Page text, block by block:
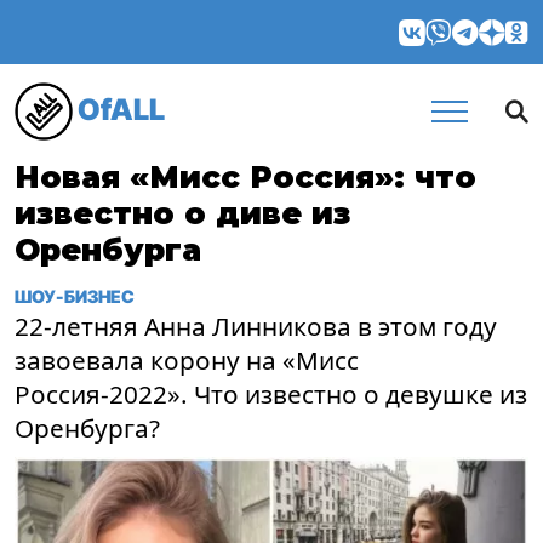
OfALL
Новая «Мисс Россия»: что
известно о диве из
Оренбурга
ШОУ-БИЗНЕС
22-летняя Анна Линникова в этом году
завоевала корону на «Мисс
Россия-2022». Что известно о девушке из
Оренбурга?